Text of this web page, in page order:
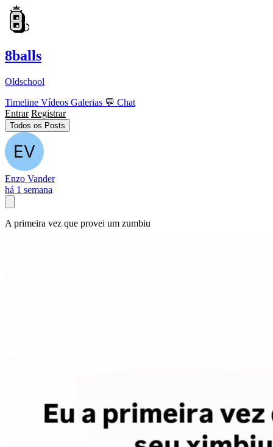
8balls
Oldschool
Timeline Vídeos Galerias 💬 Chat
Entrar Registrar
Todos os Posts
Enzo Vander
há 1 semana
A primeira vez que provei um zumbiu